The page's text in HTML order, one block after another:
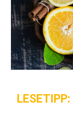
LESETIPP: